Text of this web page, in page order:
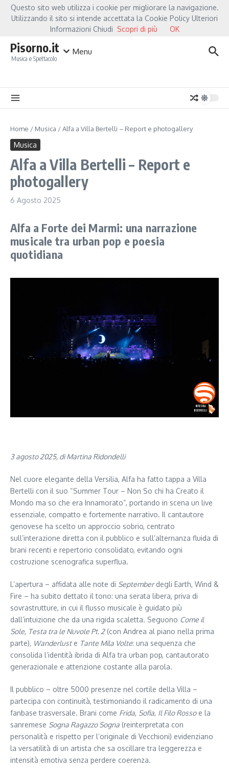
Salta al contenuto
Hot NewsFiorella Mannoia, a Capannori nasce “Anime Salve”: la data zero è un
Pisorno.it
Musica e Spettacolo
Menu
Home / Musica /Alfa a Villa Bertelli – Report e photogallery
Musica
Alfa a Villa Bertelli – Report e
photogallery
6 Agosto 2025
Alfa a Forte dei Marmi: una narrazione
musicale tra urban pop e poesia
quotidiana
3 agosto 2025, di Martina Ridondelli
Nel cuore elegante della Versilia, Alfa ha fatto tappa a Villa
Bertelli con il suo “Summer Tour – Non So chi ha Creato il
Mondo ma so che era Innamorato”, portando in scena un live
essenziale, compatto e fortemente narrativo. Il cantautore
genovese ha scelto un approccio sobrio, centrato
sull’interazione diretta con il pubblico e sull’alternanza fluida di
brani recenti e repertorio consolidato, evitando ogni
costruzione scenografica superflua.
L’apertura – affidata alle note di Septemberdegli Earth, Wind &
Fire – ha subito dettato il tono: una serata libera, priva di
sovrastrutture, in cui il flusso musicale è guidato più
dall’intuizione che da una rigida scaletta. Seguono Come il
Sole, Testa tra le Nuvole Pt. 2(con Andrea al piano nella prima
parte), Wanderluste Tante Mila Volte: una sequenza che
consolida l’identità ibrida di Alfa tra urban pop, cantautorato
generazionale e attenzione costante alla parola.
Il pubblico – oltre 5000 presenze nel cortile della Villa –
partecipa con continuità, testimoniando il radicamento di una
fanbase trasversale. Brani come Frida, Sofia, Il Filo Rossoe la
sanremese Sogna Ragazzo Sogna (reinterpretata con
personalità e rispetto per l’originale di Vecchioni) evidenziano
la versatilità di un artista che sa oscillare tra leggerezza e
intensità emotiva senza perdere coerenza.
Questo sito web utilizza i cookie per migliorare la navigazione.
Utilizzando il sito si intende accettata la Cookie Policy Ulteriori
Informazioni Chiudi Scopri di più OK